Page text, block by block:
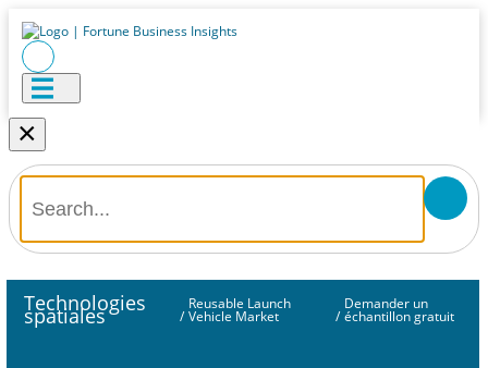
×
Technologies
spatiales /
Reusable Launch
Vehicle Market /
Demander un
échantillon gratuit